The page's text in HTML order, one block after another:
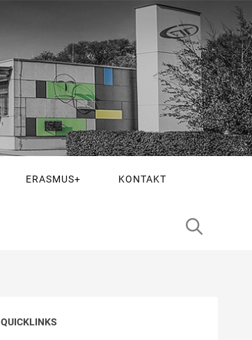
ERASMUS+ KONTAKT
QUICKLINKS